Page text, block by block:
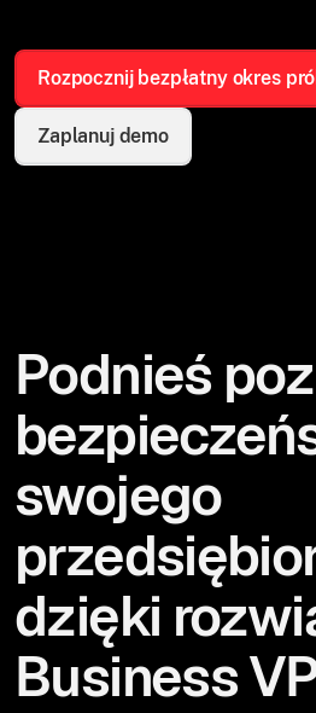
Rozpocznij bezpłatny okres
Zaplanuj demo
Podnieś
swojego
dzięki
Business